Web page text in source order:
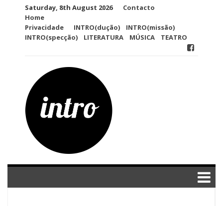
Saturday, 8th August 2026
Contacto
Home
Privacidade
INTRO(dução)
INTRO(missão)
INTRO(specção)
LITERATURA MÚSICA TEATRO